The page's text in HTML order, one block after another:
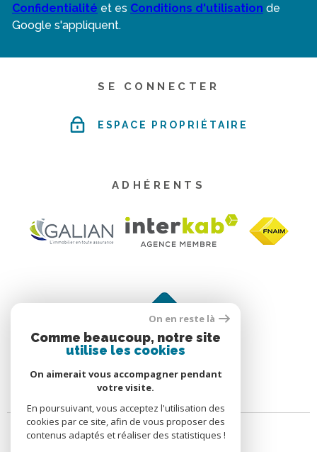
Confidentialité et es Conditions d'utilisation de
Google s'appliquent.
SE CONNECTER
ESPACE PROPRIÉTAIRE
ADHÉRENTS
On en reste là
Comme beaucoup, notre site
utilise les cookies
On aimerait vous accompagner pendant
votre visite.
En poursuivant, vous acceptez l'utilisation des
cookies par ce site, afin de vous proposer des
contenus adaptés et réaliser des statistiques !